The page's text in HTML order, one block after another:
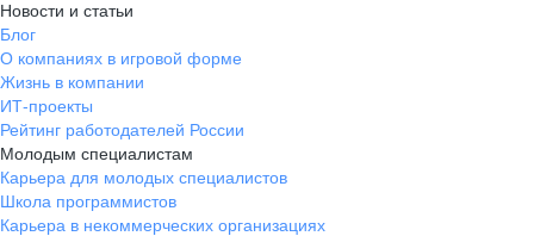
Новости и статьи
Блог
О компаниях в игровой форме
Жизнь в компании
ИТ-проекты
Рейтинг работодателей России
Молодым специалистам
Карьера для молодых специалистов
Школа программистов
Карьера в некоммерческих организациях